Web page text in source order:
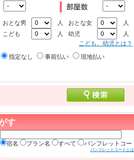
おとな男 人 おとな女
人
こども
人 幼児
人
こども、幼児とは？
指定なし
事前払い 現地払い
す
宿名 プラン名 すべて パンフレットコー
パンフレットコードとは